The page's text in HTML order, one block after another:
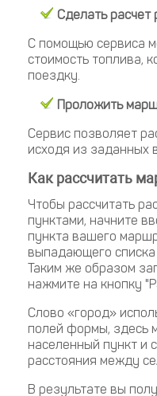
Сделать расчет
С помощью сервиса
стоимость топлива,
поездку.
Проложить
Сервис позволяет
исходя из заданных
Как рассчитать
Чтобы рассчитать
пунктами, начните
пункта вашего
выпадающего
Таким же образом
нажмите на кнопку
Слово «город»
полей формы, здесь
населенный пункт и
расстояния между
В результате вы